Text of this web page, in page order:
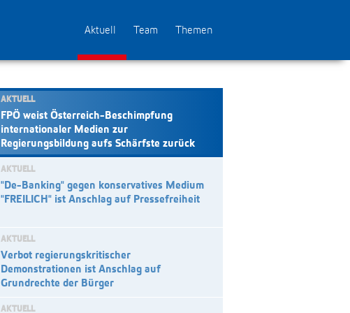
Aktuell Team Themen
AKTUELL
FPÖ weist Österreich-Beschimpfung
internationaler Medien zur
Regierungsbildung aufs Schärfste zurück
AKTUELL
"De-Banking" gegen konservatives Medium
"FREILICH" ist Anschlag auf Pressefreiheit
AKTUELL
Verbot regierungskritischer
Demonstrationen ist Anschlag auf
Grundrechte der Bürger
AKTUELL